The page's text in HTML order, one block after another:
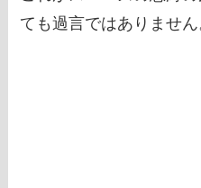
ても過言ではありません